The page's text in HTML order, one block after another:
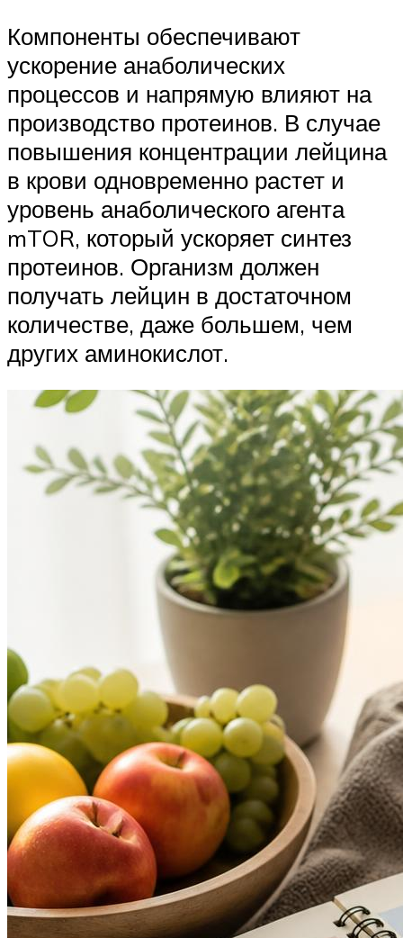
Компоненты обеспечивают
ускорение анаболических
процессов и напрямую влияют на
производство протеинов. В случае
повышения концентрации лейцина
в крови одновременно растет и
уровень анаболического агента
mTOR, который ускоряет синтез
протеинов. Организм должен
получать лейцин в достаточном
количестве, даже большем, чем
других аминокислот.